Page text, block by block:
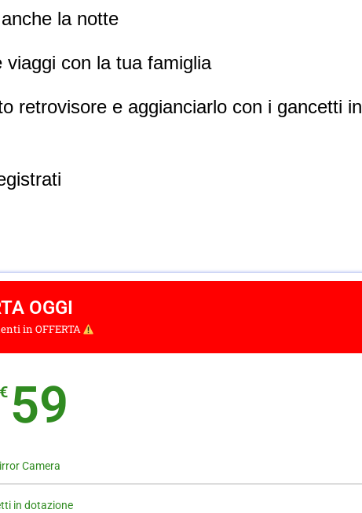
la notte
con la tua famiglia
retrovisore e aggianciarlo con i gancetti in
OGGI
in OFFERTA
€ 59
Camera
in dotazione